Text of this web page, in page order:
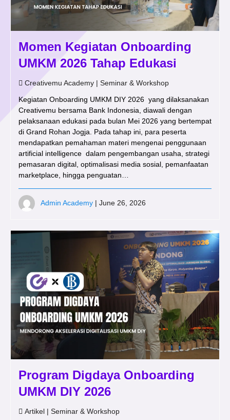
Momen Kegiatan Onboarding
UMKM 2026 Tahap Edukasi
Creativemu Academy | Seminar & Workshop
Kegiatan Onboarding UMKM DIY 2026 yang dilaksanakan
Creativemu bersama Bank Indonesia, diawali dengan
pelaksanaan edukasi pada bulan Mei 2026 yang bertempat
di Grand Rohan Jogja. Pada tahap ini, para peserta
mendapatkan pemahaman materi mengenai penggunaan
artificial intelligence dalam pengembangan usaha, strategi
pemasaran digital, optimalisasi media sosial, pemanfaatan
marketplace, hingga penguatan…
Admin Academy | June 26, 2026
Program Digdaya Onboarding
UMKM DIY 2026
Artikel | Seminar & Workshop